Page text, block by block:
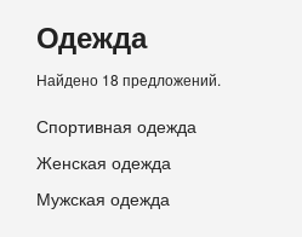
Одежда
Найдено 18 предложений.
Спортивная одежда
Женская одежда
Мужская одежда